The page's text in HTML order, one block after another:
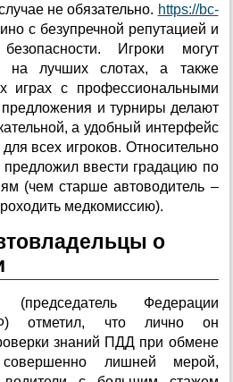
не обязательно. https://bc-
с безупречной репутацией и
Игроки могут
на лучших слотах, а также
играх с профессиональными
и турниры делают
а удобный интерфейс
всех игроков. Относительно
ввести градацию по
(чем старше автоводитель –
медкомиссию).
о
Федерации
отметил, что лично он
знаний ПДД при обмене
совершенно лишней мерой,